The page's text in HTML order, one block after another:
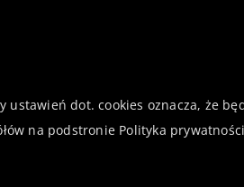
dot. cookies oznacza, że
na podstronie Polityka prywatności